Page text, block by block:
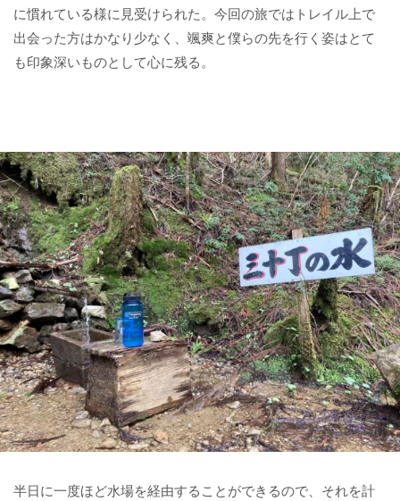
に慣れている様に見受けられた。今回の旅ではトレイル上で
出会った方はかなり少なく、颯爽と僕らの先を行く姿はとて
も印象深いものとして心に残る。
半日に一度ほど水場を経由することができるので、それを計